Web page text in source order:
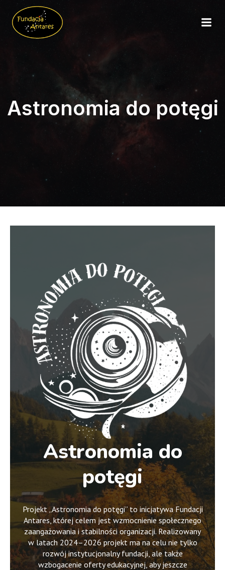
Astronomia do potęgi
Astronomia do
potęgi
Projekt „Astronomia do potęgi” to inicjatywa Fundacji
Antares, której celem jest wzmocnienie społecznego
zaangażowania i stabilności organizacji. Realizowany
w latach 2024–2026 projekt ma na celu nie tylko
rozwój instytucjonalny fundacji, ale także
wzbogacenie oferty edukacyjnej, aby jeszcze